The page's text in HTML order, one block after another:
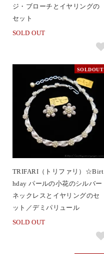
ジ・ブローチとイヤリングの
セット
SOLD OUT
SOLDOUT
TRIFARI（トリファリ）☆Birt
hday パールの小花のシルバー
ネックレスとイヤリングのセ
ット／デミパリュール
SOLD OUT